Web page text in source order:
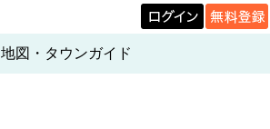
地図・タウンガイド